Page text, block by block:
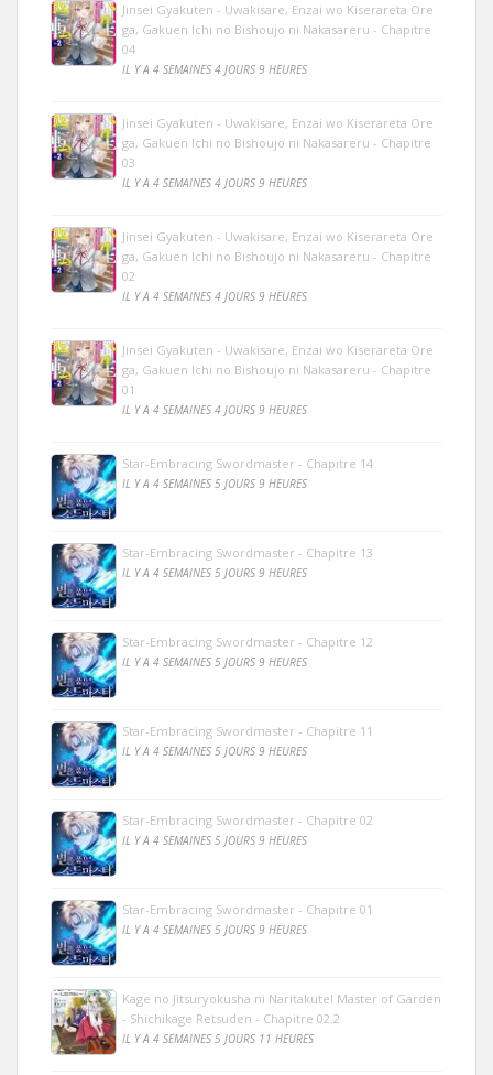
Jinsei Gyakuten - Uwakisare, Enzai wo Kiserareta Ore
ga, Gakuen Ichi no Bishoujo ni Nakasareru - Chapitre
04
IL Y A 4 SEMAINES 4 JOURS 9 HEURES
Jinsei Gyakuten - Uwakisare, Enzai wo Kiserareta Ore
ga, Gakuen Ichi no Bishoujo ni Nakasareru - Chapitre
03
IL Y A 4 SEMAINES 4 JOURS 9 HEURES
Jinsei Gyakuten - Uwakisare, Enzai wo Kiserareta Ore
ga, Gakuen Ichi no Bishoujo ni Nakasareru - Chapitre
02
IL Y A 4 SEMAINES 4 JOURS 9 HEURES
Jinsei Gyakuten - Uwakisare, Enzai wo Kiserareta Ore
ga, Gakuen Ichi no Bishoujo ni Nakasareru - Chapitre
01
IL Y A 4 SEMAINES 4 JOURS 9 HEURES
Star-Embracing Swordmaster - Chapitre 14
IL Y A 4 SEMAINES 5 JOURS 9 HEURES
Star-Embracing Swordmaster - Chapitre 13
IL Y A 4 SEMAINES 5 JOURS 9 HEURES
Star-Embracing Swordmaster - Chapitre 12
IL Y A 4 SEMAINES 5 JOURS 9 HEURES
Star-Embracing Swordmaster - Chapitre 11
IL Y A 4 SEMAINES 5 JOURS 9 HEURES
Star-Embracing Swordmaster - Chapitre 02
IL Y A 4 SEMAINES 5 JOURS 9 HEURES
Star-Embracing Swordmaster - Chapitre 01
IL Y A 4 SEMAINES 5 JOURS 9 HEURES
Kage no Jitsuryokusha ni Naritakute! Master of Garden
- Shichikage Retsuden - Chapitre 02.2
IL Y A 4 SEMAINES 5 JOURS 11 HEURES